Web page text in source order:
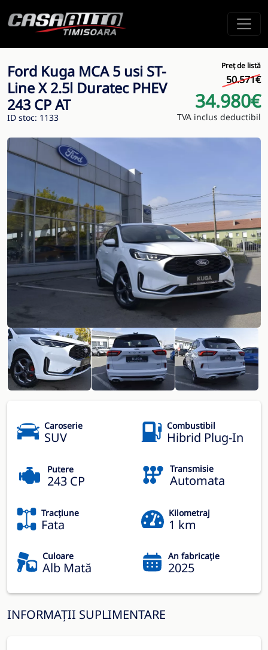
Ford Kuga MCA 5 usi ST-
Line X 2.5l Duratec PHEV
243 CP AT
ID stoc: 1133
Preț de listă
50.571€
34.980€
TVA inclus deductibil
Caroserie
SUV
Combustibil
Hibrid Plug-In
Putere
243 CP
Transmisie
Automata
Tracțiune
Fata
Kilometraj
1 km
Culoare
Alb Mată
An fabricație
2025
INFORMAȚII SUPLIMENTARE